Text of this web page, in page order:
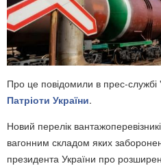
Про це повідомили в прес-службі
Патріоти України.
Новий перелік
вагонним складом яких
президента України про